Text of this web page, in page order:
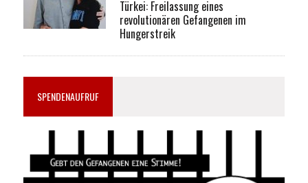
Türkei: Freilassung eines
revolutionären Gefangenen im
Hungerstreik
SPENDENAUFRUF